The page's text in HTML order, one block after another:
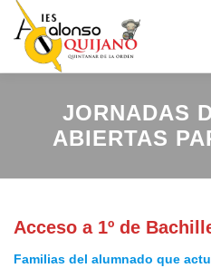
Saltar
contenido
NUESTRO CENTRO
JORNADAS
ABIERTAS
Acceso a 1º de
Familias del alumnado que